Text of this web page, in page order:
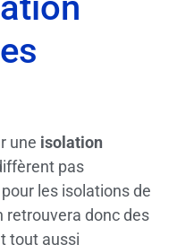
une isolation
pas
les isolations de
retrouvera donc des
tout aussi